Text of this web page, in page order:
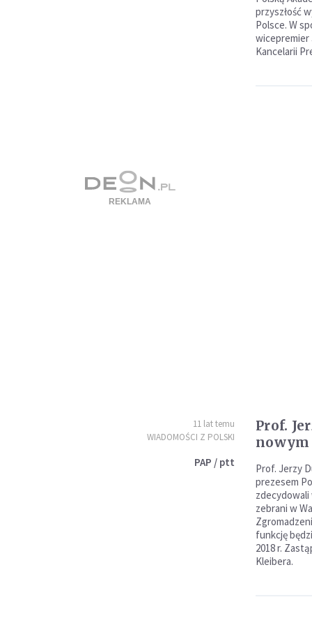
przyszłość
Polsce. W
wicepremier
Kancelarii
11 lat temu
WIADOMOŚCI Z POLSKI
PAP / ptt
Prof.
nowym
Prof. Jerzy
prezesem
zdecydowali
zebrani w
funkcję
2018 r.
Kleibera.